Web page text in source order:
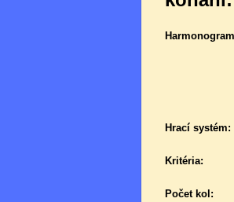
Hrací systém:
Kritéria:
Počet kol: